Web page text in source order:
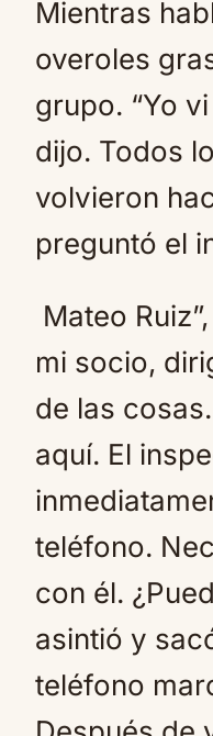
Mientras
overoles
grupo. “Yo
dijo. Todos
volvieron
preguntó el
Mateo
mi socio,
de las
aquí. El
teléfono.
con él.
asintió y
teléfono